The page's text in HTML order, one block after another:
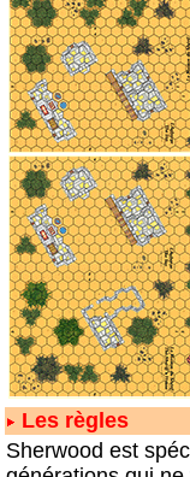
Les règles
Sherwood est